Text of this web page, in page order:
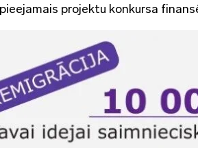
projektu konkursa